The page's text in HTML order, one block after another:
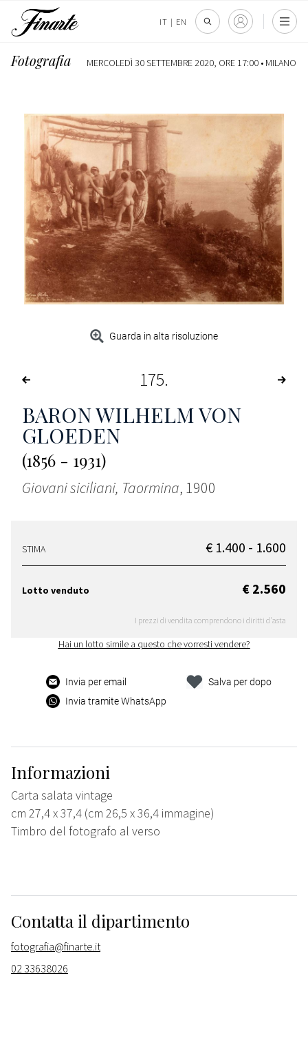
IT | EN
Fotografia MERCOLEDÌ 30 SETTEMBRE 2020, ORE 17:00 • MILANO
Guarda in alta risoluzione
175
BARON WILHELM VON
GLOEDEN
(1856 - 1931)
Giovani siciliani, Taormina, 1900
STIMA € 1.400 - 1.600
Lotto venduto € 2.560
I prezzi di vendita comprendono i diritti d'asta
Hai un lotto simile a questo che vorresti vendere?
Invia per email
Invia tramite WhatsApp
Salva per dopo
Informazioni
Carta salata vintage
cm 27,4 x 37,4 (cm 26,5 x 36,4 immagine)
Timbro del fotografo al verso
Contatta il dipartimento
fotografia@finarte.it
02 33638026